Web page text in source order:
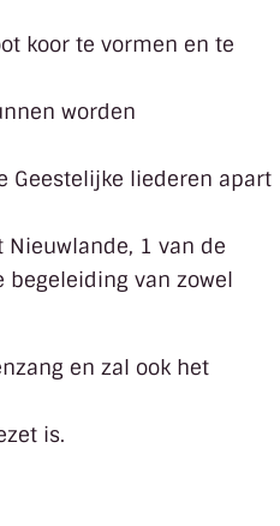
koor te vormen en te
worden
Geestelijke liederen apart
1 van de
van zowel
en zal ook het
is.